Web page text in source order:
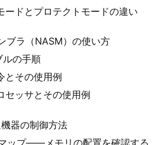
ードとプロテクトモードの違い
ブラ（NASM）の使い方
ルの手順
とその使用例
セッサとその使用例
器の制御方法